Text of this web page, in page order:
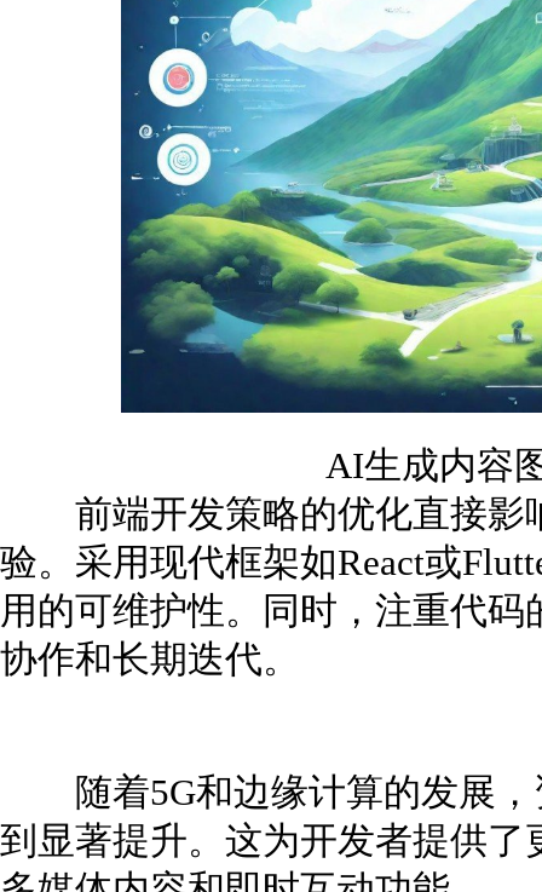
AI生成内容
前端开发策略的优化直接影
验。采用现代框架如React或
用的可维护性。同时，注重代
协作和长期迭代。
随着5G和边缘计算的发展，
到显著提升。这为开发者提供